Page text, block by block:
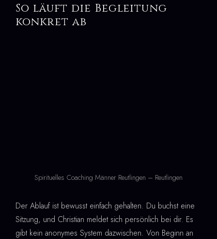
So läuft die Begleitung
konkret ab
Spirituelles Coaching Männer Reutlingen – Reutlingen
Der Ablauf ist bewusst einfach gehalten. Du buchst eine
Sitzung, und Christian meldet sich persönlich bei dir. Es
gibt kein anonymes System dazwischen. Von Beginn an